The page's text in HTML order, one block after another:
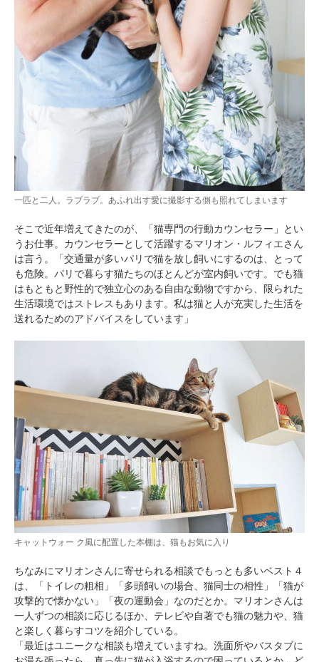
一匹と二人。ラブラブ。あふれ出す愛に撮影する側も照れてしまいます
そこで近年増えてきたのが、「猫専門の行動カウンセラー」とい
うお仕事。カウンセラーとして活躍するマリオン・ルフィエさん
は言う。「交通量が多いパリで猫を放し飼いにするのは、とって
も危険。パリで暮らす猫たちのほとんどが室内飼いです。でも猫
はもともと野性的で独立心のある自由な動物ですから、限られた
生活環境ではストレスもあります。私は猫と人が充実した生活を
送れるためのアドバイスをしています」
キャットウォー ク風に配置した本棚は、猫もお気に入り
ちなみにマリオンさんに寄せられる相談でもっとも多いベスト４
は、「トイレの粗相」「多頭飼いの場合、猫同士の相性」「猫が
攻撃的で懐かない」「夜の運動会」なのだとか。マリオンさんは
一人ずつの相談に応じるほか、テレビや自著でも猫の魅力や、猫
と楽しく暮らすコツを紹介している。
「最近はユニークな相談も増えていますね。洗面所やバスタブに